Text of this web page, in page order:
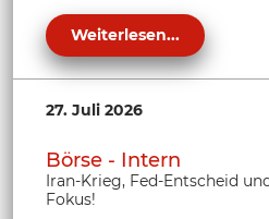
Weiterlesen...
27. Juli 2026
Börse - Intern
Iran-Krieg, Fed-Entscheid
Fokus!